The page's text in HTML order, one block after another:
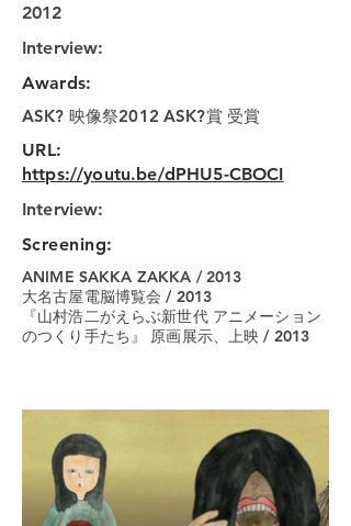
2012
Interview:
Awards:
ASK? 映像祭2012 ASK?賞 受賞
URL:
https://youtu.be/dPHU5-CBOCI
Interview:
Screening:
ANIME SAKKA ZAKKA / 2013
大名古屋電脳博覧会 / 2013
『山村浩二がえらぶ新世代 アニメーション
のつくり手たち』 原画展示、上映 / 2013